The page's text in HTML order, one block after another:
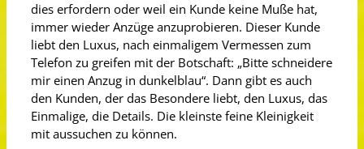
dies erfordern oder weil ein Kunde keine Muße hat,
immer wieder Anzüge anzuprobieren. Dieser Kunde
liebt den Luxus, nach einmaligem Vermessen zum
Telefon zu greifen mit der Botschaft: „Bitte schneidere
mir einen Anzug in dunkelblau“. Dann gibt es auch
den Kunden, der das Besondere liebt, den Luxus, das
Einmalige, die Details. Die kleinste feine Kleinigkeit
mit aussuchen zu können.